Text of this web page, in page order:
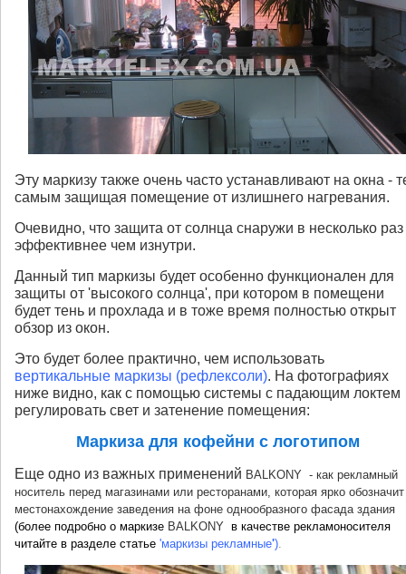
Эту маркизу также очень часто устанавливают на окна -
самым защищая помещение от излишнего нагревания.
Очевидно, что защита от солнца снаружи в несколько раз
эффективнее чем изнутри.
Данный тип маркизы будет особенно функционален для
защиты от 'высокого солнца', при котором в помещени
будет тень и прохлада и в тоже время полностью открыт
обзор из окон.
Это будет более практично, чем использовать
вертикальные маркизы (рефлексоли). На фотографиях
ниже видно, как с помощью системы с падающим локтем
регулировать свет и затенение помещения:
Маркиза для кофейни с логотипом
Еще одно из важных применений BALKONY - как рекламный
носитель перед магазинами или ресторанами, которая ярко обозначит
местонахождение заведения на фоне однообразного фасада здания
(более подробно о маркизе BALKONY в качестве рекламоносителя
читайте в разделе статье 'маркизы рекламные')